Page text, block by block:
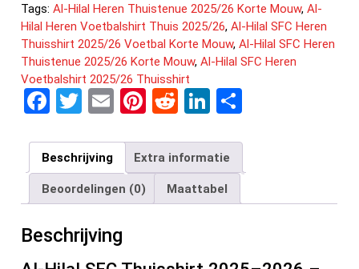
Tags:Al-Hilal Heren Thuistenue 2025/26 Korte Mouw,Al-
Hilal Heren Voetbalshirt Thuis 2025/26,Al-Hilal SFC Heren
Thuisshirt 2025/26 Voetbal Korte Mouw,Al-Hilal SFC Heren
Thuistenue 2025/26 Korte Mouw,Al-Hilal SFC Heren
Voetbalshirt 2025/26 Thuisshirt
F
ce
b
o
o
k
T
tt
er
E
ail
Pi
er
es
t
R
d
di
t
Li
ke
dI
n
e
n
Beschrijving Extra informatie
Beoordelingen (0) Maattabel
Beschrijving